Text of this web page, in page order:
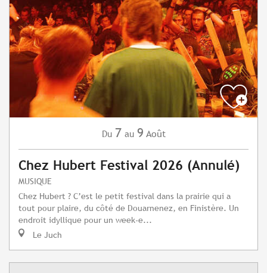
Du 7 au 9 Août
Chez Hubert Festival 2026 (Annulé)
MUSIQUE
Chez Hubert ? C’est le petit festival dans la prairie qui a
tout pour plaire, du côté de Douarnenez, en Finistère. Un
endroit idyllique pour un week-e...
Le Juch